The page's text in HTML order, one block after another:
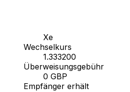
Xe
Wechselkurs
1.333200
Überweisungsgebühr
0 GBP
Empfänger erhält